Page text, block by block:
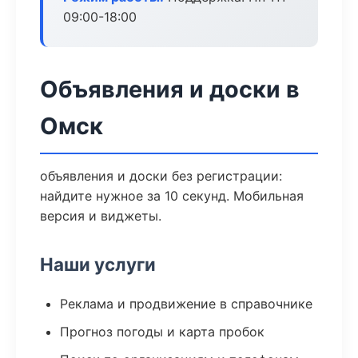
09:00-18:00
Объявления и доски в
Омск
объявления и доски без регистрации:
найдите нужное за 10 секунд. Мобильная
версия и виджеты.
Наши услуги
Реклама и продвижение в справочнике
Прогноз погоды и карта пробок